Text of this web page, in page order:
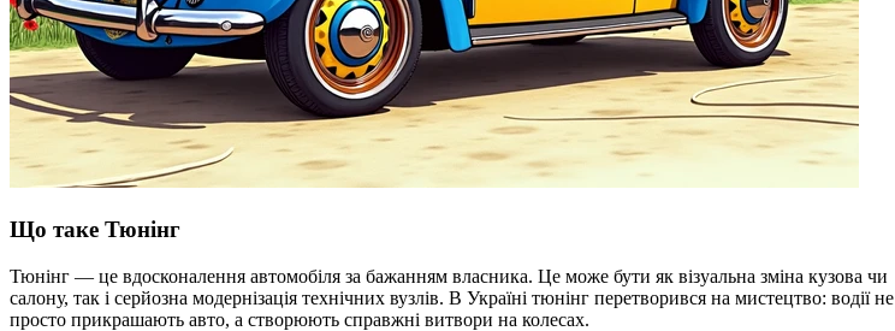
Що таке Тюнінг
Тюнінг — це вдосконалення автомобіля за бажанням власника. Це може бути як візуальна зміна кузова чи
салону, так і серйозна модернізація технічних вузлів. В Україні тюнінг перетворився на мистецтво: водії не
просто прикрашають авто, а створюють справжні витвори на колесах.